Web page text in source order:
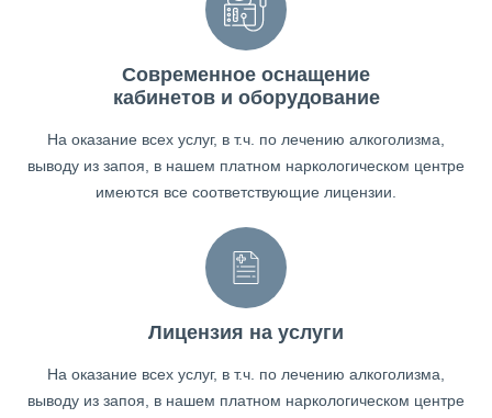
Современное оснащение
кабинетов и оборудование
На оказание всех услуг, в т.ч. по лечению алкоголизма,
выводу из запоя, в нашем платном наркологическом центре
имеются все соответствующие лицензии.
Лицензия на услуги
На оказание всех услуг, в т.ч. по лечению алкоголизма,
выводу из запоя, в нашем платном наркологическом центре